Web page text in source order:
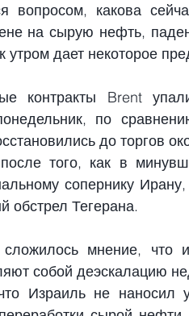
вопросом, какова
на сырую нефть,
утром дает некоторое
контракты Brent
по
до торгов
того, как в
сопернику
обстрел Тегерана.
мнение, что
собой деэскалацию
Израиль не наносил